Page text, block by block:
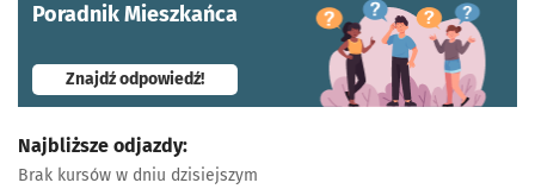
Poradnik Mieszkańca
Znajdź odpowiedź!- otworzy się w nowej karcie
Najbliższe odjazdy:
Brak kursów w dniu dzisiejszym